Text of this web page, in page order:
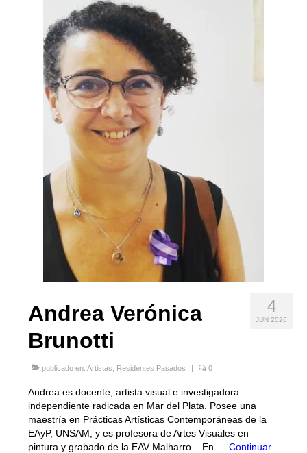
4
JUN 2026
Andrea Verónica
Brunotti
publicado en: Artistas Residentes Pasados | 0
Andrea es docente, artista visual e investigadora
independiente radicada en Mar del Plata. Posee una
maestría en Prácticas Artísticas Contemporáneas de la
EAyP, UNSAM, y es profesora de Artes Visuales en
pintura y grabado de la EAV Malharro. En … Continuar